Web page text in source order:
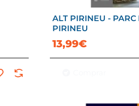
ALT PIRINEU -
PIRINEU
13,99€